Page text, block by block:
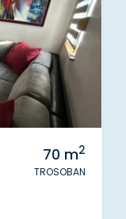
70 m2
TROSOBAN